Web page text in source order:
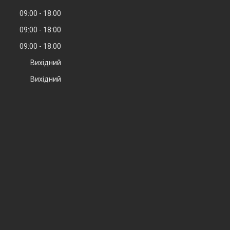
09:00
18:00
09:00
18:00
09:00
18:00
Вихідний
Вихідний